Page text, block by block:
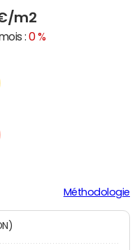
m2
:0 %
Méthodologie